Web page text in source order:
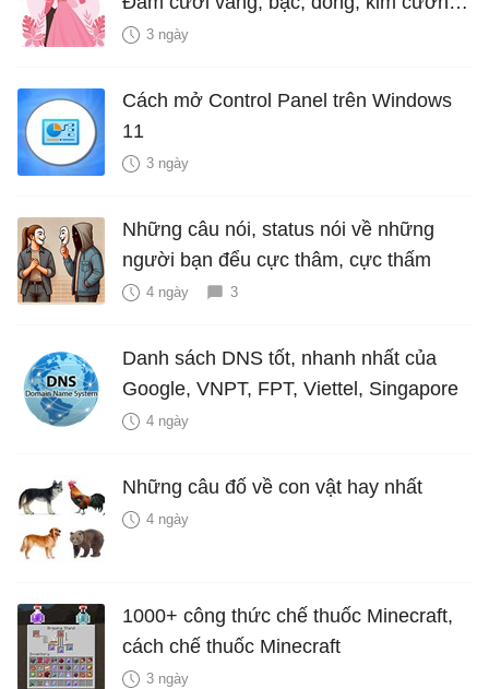
là bao nhiêu năm?
3 ngày
Cách mở Control Panel trên Windows
11
3 ngày
Những câu nói, status nói về những
người bạn đểu cực thâm, cực thấm
4 ngày 3
Danh sách DNS tốt, nhanh nhất của
Google, VNPT, FPT, Viettel, Singapore
4 ngày
Những câu đố về con vật hay nhất
4 ngày
1000+ công thức chế thuốc Minecraft,
cách chế thuốc Minecraft
3 ngày